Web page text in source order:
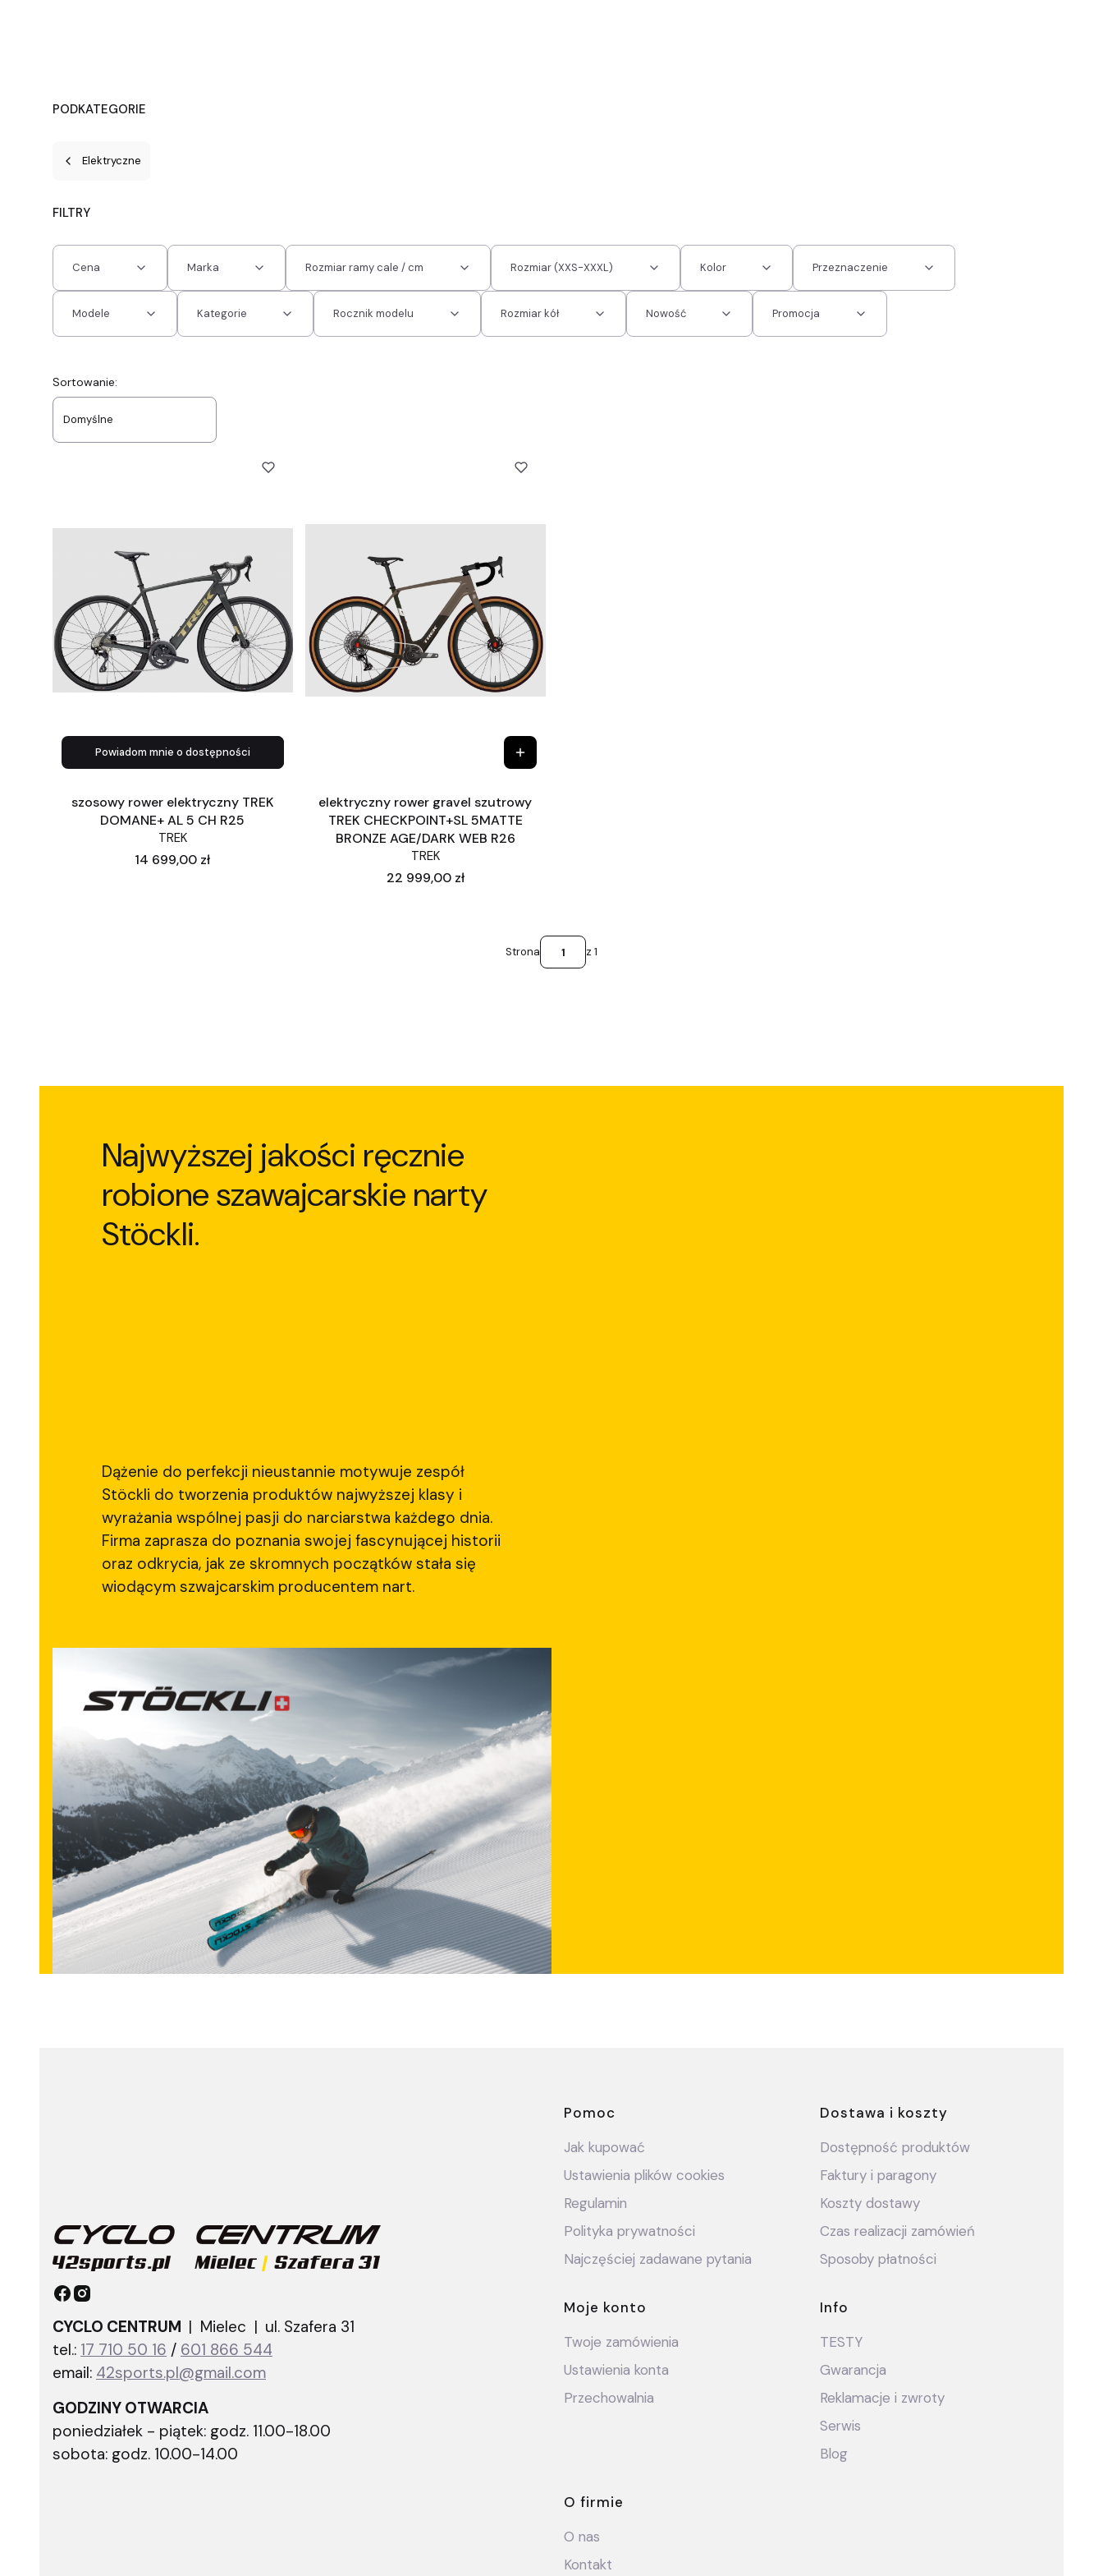
PODKATEGORIE
Elektryczne
FILTRY
Cena Marka Rozmiar ramy cale / cm Rozmiar (XXS-XXXL) Kolor Przeznaczenie
Modele Kategorie Rocznik modelu Rozmiar kół Nowość Promocja
Lista produktów
Sortowanie:
Domyślne
Powiadom mnie o dostępności
szosowy rower elektryczny TREK
DOMANE+ AL 5 CH R25
TREK
Cena
14 699,00 zł
elektryczny rower gravel szutrowy
TREK CHECKPOINT+SL 5MATTE
BRONZE AGE/DARK WEB R26
TREK
Cena
22 999,00 zł
Strona z 1
Najwyższej jakości ręcznie
robione szawajcarskie narty
Stöckli.
Dążenie do perfekcji nieustannie motywuje zespół
Stöckli do tworzenia produktów najwyższej klasy i
wyrażania wspólnej pasji do narciarstwa każdego dnia.
Firma zaprasza do poznania swojej fascynującej historii
oraz odkrycia, jak ze skromnych początków stała się
wiodącym szwajcarskim producentem nart.
CYCLO CENTRUM | Mielec | ul. Szafera 31
tel.: 17 710 50 16 / 601 866 544
email: 42sports.pl@gmail.com
GODZINY OTWARCIA
poniedziałek - piątek: godz. 11.00-18.00
sobota: godz. 10.00-14.00
Linki w stopce
Pomoc
Jak kupować
Ustawienia plików cookies
Regulamin
Polityka prywatności
Najczęściej zadawane pytania
Dostawa i koszty
Dostępność produktów
Faktury i paragony
Koszty dostawy
Czas realizacji zamówień
Sposoby płatności
Moje konto
Twoje zamówienia
Ustawienia konta
Przechowalnia
Info
TESTY
Gwarancja
Reklamacje i zwroty
Serwis
Blog
O firmie
O nas
Kontakt